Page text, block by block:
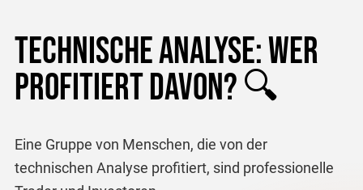
Technische Analyse: Wer
profitiert davon? 🔍
Eine Gruppe von Menschen, die von der
technischen Analyse profitiert, sind professionelle